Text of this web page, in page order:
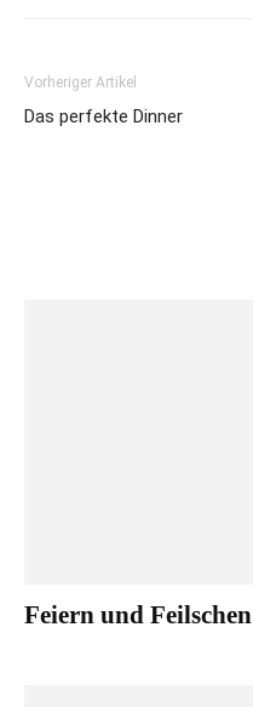
Vorheriger Artikel
Das perfekte Dinner
Feiern und Feilschen